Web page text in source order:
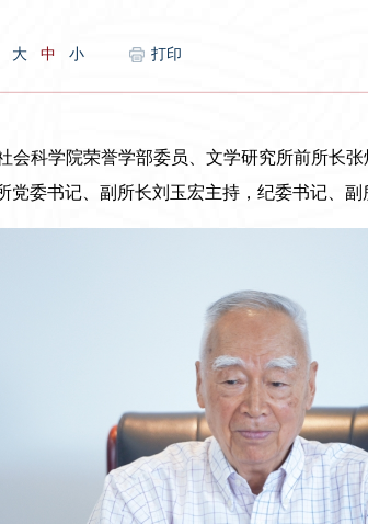
大 中 小 打印
会科学院荣誉学部委员、文学研究所前所长
党委书记、副所长刘玉宏主持，纪委书记、